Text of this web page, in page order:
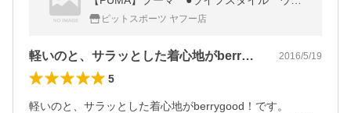
ア レディース（920080）※73
ピットスポーツ ヤフー店
軽いのと、サラッとした着心地がberr… 2016/5/19
5
軽いのと、サラッとした着心地がberrygood！です。